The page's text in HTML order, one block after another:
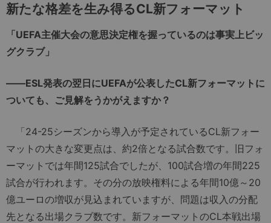
新たな格差を生み得るCL新フォーマット
「UEFA主催大会の意思決定権を握っているのは事実上ビッ
グクラブ」
――ESL発表の翌日にUEFAが公表したCL新フォーマットに
ついても、ご見解をうかがえますか？
「24-25シーズンから導入が予定されているCL新フォー
マットの大きな変更点は、約2倍となる試合数です。旧フォ
ーマットでは年間125試合でしたが、100試合増の年間225
試合が行われます。その分の放映権料による年間10億～20
億ユーロの増収が見込まれていますが、問題は収入の分配
先となる出場クラブ数です。新フォーマットのCL本戦出場